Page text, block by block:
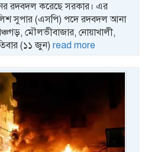
রদবদল করেছে সরকার। এর
সুপার (এসপি) পদে রদবদল আনা
মৌলভীবাজার, নোয়াখালী,
(১১ জুন) read more